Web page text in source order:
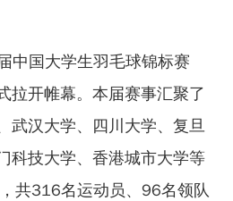
中国大学生羽毛球锦标赛
拉开帷幕。本届赛事汇聚了
武汉大学、四川大学、复旦
科技大学、香港城市大学等
共316名运动员、96名领队